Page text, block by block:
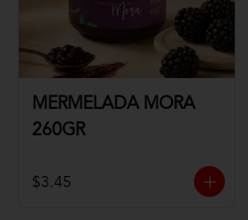
MERMELADA MORA
260GR
$3.45